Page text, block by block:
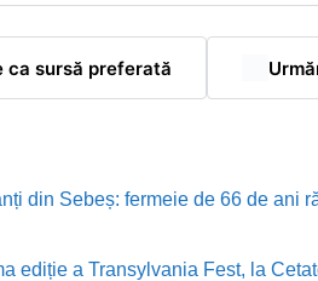
ca sursă preferată
din Sebeș: fermeie de 66 de ani
ediție a Transylvania Fest, la